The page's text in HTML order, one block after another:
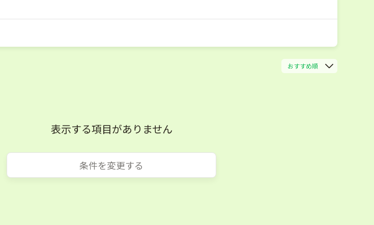
おすすめ順
表示する項目がありません
条件を変更する